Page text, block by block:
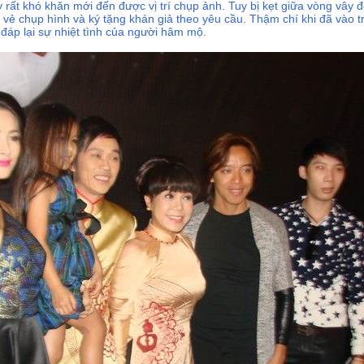
khó khăn mới đến được vị trí chụp ảnh. Tuy bị kẹt giữa vòng vây
chụp hình và ký tặng khán giả theo yêu cầu. Thậm chí khi đã vào
lại sự nhiệt tình của người hâm mộ.